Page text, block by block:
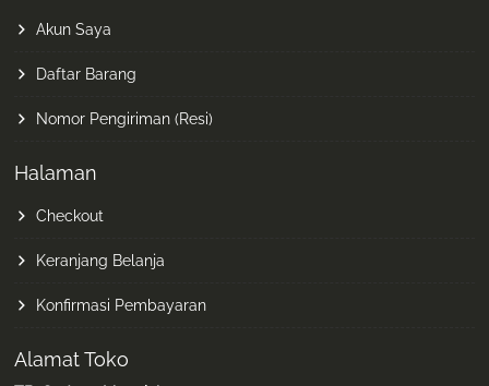
Akun Saya
Daftar Barang
Nomor Pengiriman (Resi)
Halaman
Checkout
Keranjang Belanja
Konfirmasi Pembayaran
Alamat Toko